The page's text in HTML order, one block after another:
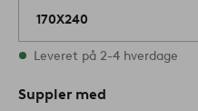
170X240
På lager
Leveret på 2-4 hverdage
Suppler med